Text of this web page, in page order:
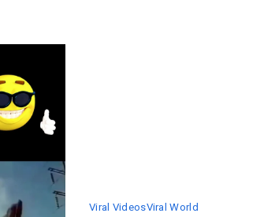
Viral VideosViral World